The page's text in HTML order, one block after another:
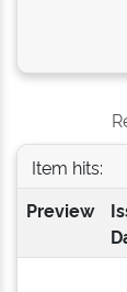
Item hits:
Preview